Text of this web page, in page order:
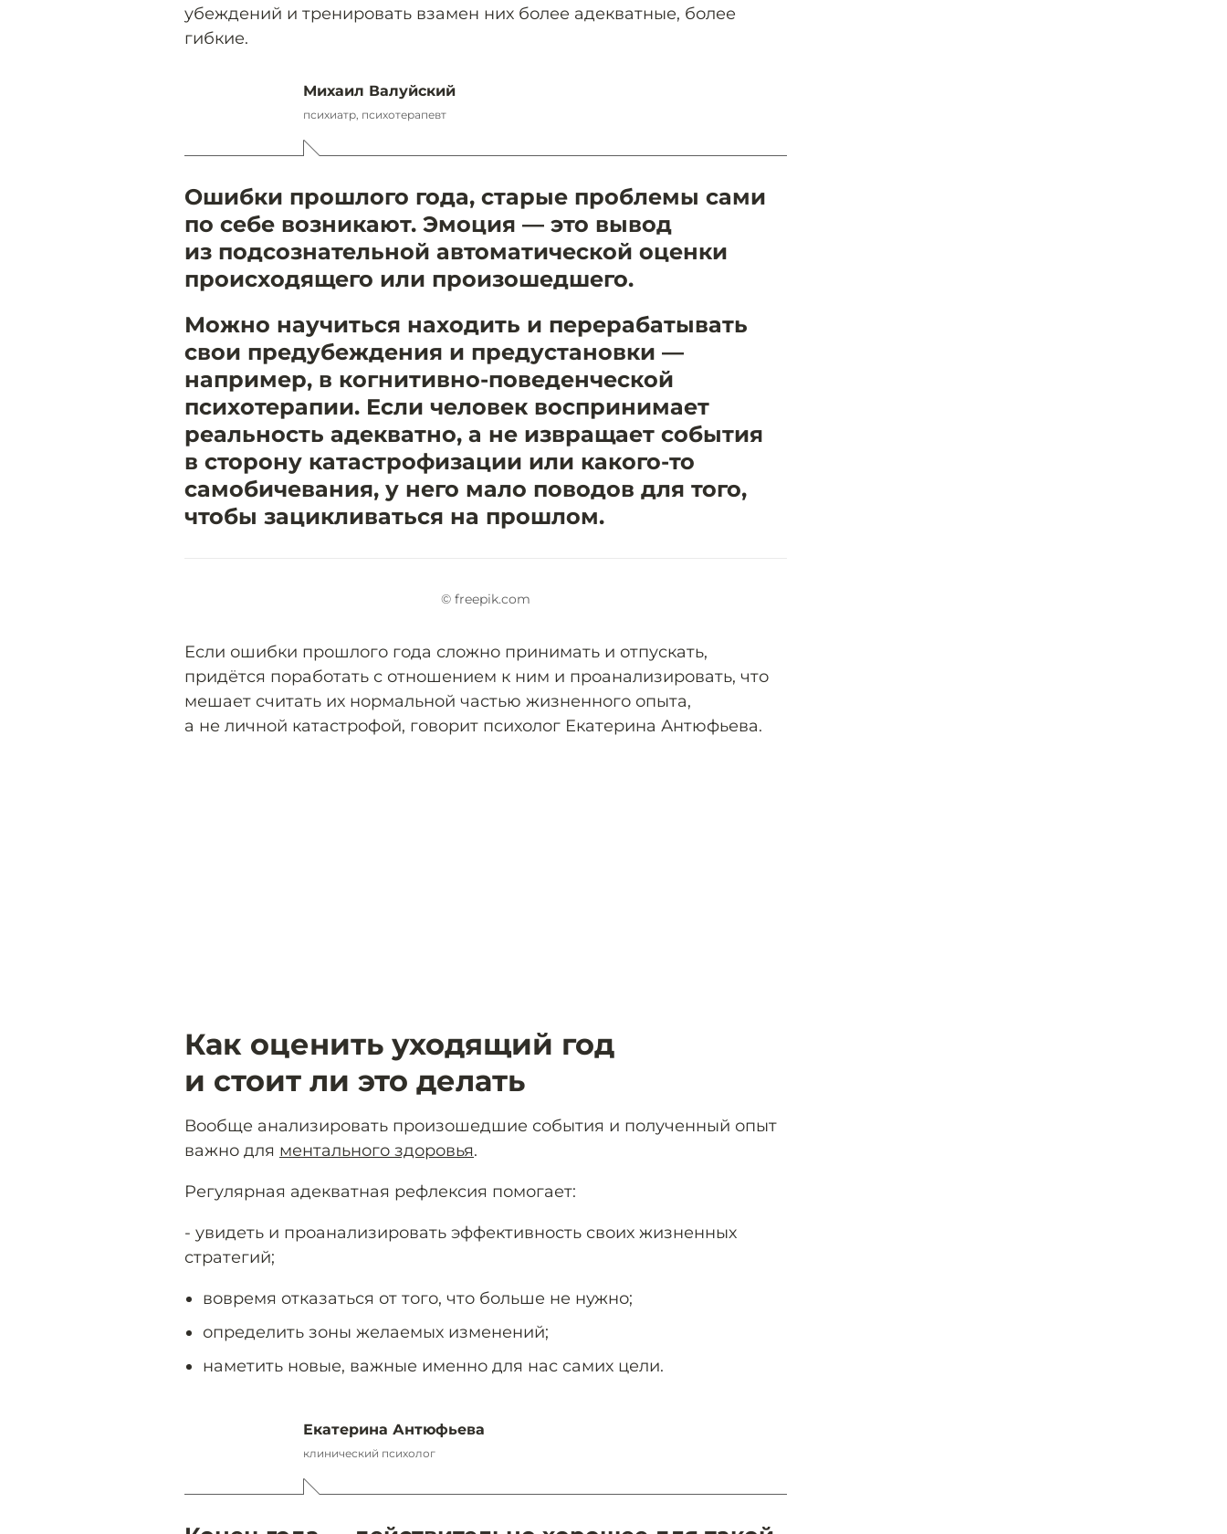
убеждений и тренировать взамен них более адекватные, более
гибкие.
Михаил Валуйский
психиатр, психотерапевт
Ошибки прошлого года, старые проблемы сами
по себе возникают. Эмоция — это вывод
из подсознательной автоматической оценки
происходящего или произошедшего.
Можно научиться находить и перерабатывать
свои предубеждения и предустановки —
например, в когнитивно-поведенческой
психотерапии. Если человек воспринимает
реальность адекватно, а не извращает события
в сторону катастрофизации или какого-то
самобичевания, у него мало поводов для того,
чтобы зацикливаться на прошлом.
© freepik.com
Если ошибки прошлого года сложно принимать и отпускать,
придётся поработать с отношением к ним и проанализировать, что
мешает считать их нормальной частью жизненного опыта,
а не личной катастрофой, говорит психолог Екатерина Антюфьева.
Как оценить уходящий год
и стоит ли это делать
Вообще анализировать произошедшие события и полученный опыт
важно для ментального здоровья.
Регулярная адекватная рефлексия помогает:
- увидеть и проанализировать эффективность своих жизненных
стратегий;
вовремя отказаться от того, что больше не нужно;
определить зоны желаемых изменений;
наметить новые, важные именно для нас самих цели.
Екатерина Антюфьева
клинический психолог